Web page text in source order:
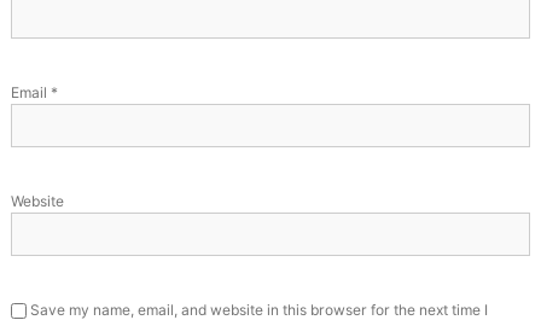
Email *
Website
Save my name, email, and website in this browser for the next time I